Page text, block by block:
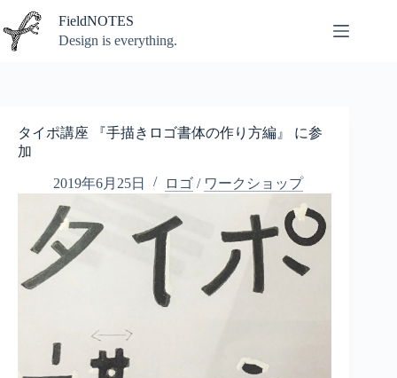
ン
テ
FieldNOTES
Design is everything.
タイポ講座 『手描きロゴ書体の作り方編』 に参
加
2019年6月25日 ロゴ / ワークショップ